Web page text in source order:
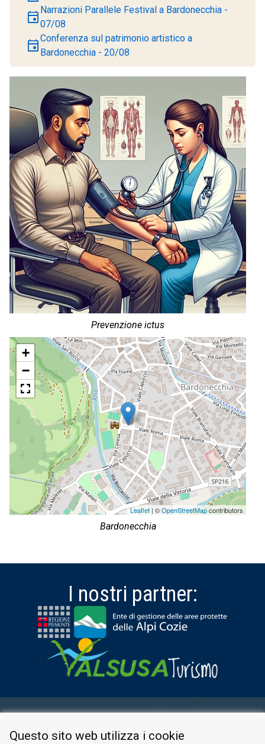
Prevenzione ictus
+
−
Leaflet | ©OpenStreetMapcontributors
Bardonecchia
event Narrazioni Parallele Festival a Bardonecchia -
07/08
eventConferenza sul patrimonio artistico a
Bardonecchia - 20/08
I nostri partner:
PRIVACY POLICY
Questo sito web utilizza i cookie